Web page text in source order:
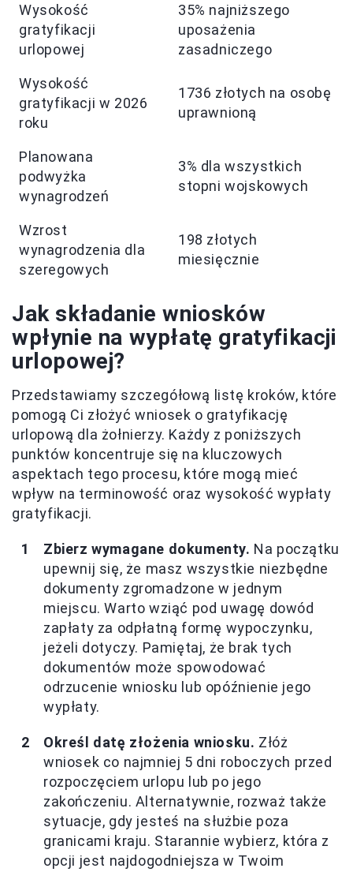
Wysokość
gratyfikacji
urlopowej
35% najniższego
uposażenia
zasadniczego
Wysokość
gratyfikacji w 2026
roku
1736 złotych na osobę
uprawnioną
Planowana
podwyżka
wynagrodzeń
3% dla wszystkich
stopni wojskowych
Wzrost
wynagrodzenia dla
szeregowych
198 złotych
miesięcznie
Jak składanie wniosków
wpłynie na wypłatę gratyfikacji
urlopowej?
Przedstawiamy szczegółową listę kroków, które
pomogą Ci złożyć wniosek o gratyfikację
urlopową dla żołnierzy. Każdy z poniższych
punktów koncentruje się na kluczowych
aspektach tego procesu, które mogą mieć
wpływ na terminowość oraz wysokość wypłaty
gratyfikacji.
Zbierz wymagane dokumenty. Na początku
upewnij się, że masz wszystkie niezbędne
dokumenty zgromadzone w jednym
miejscu. Warto wziąć pod uwagę dowód
zapłaty za odpłatną formę wypoczynku,
jeżeli dotyczy. Pamiętaj, że brak tych
dokumentów może spowodować
odrzucenie wniosku lub opóźnienie jego
wypłaty.
Określ datę złożenia wniosku. Złóż
wniosek co najmniej 5 dni roboczych przed
rozpoczęciem urlopu lub po jego
zakończeniu. Alternatywnie, rozważ także
sytuacje, gdy jesteś na służbie poza
granicami kraju. Starannie wybierz, która z
opcji jest najdogodniejsza w Twoim